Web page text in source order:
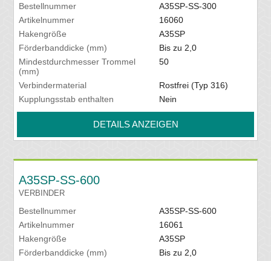
Bestellnummer
A35SP-SS-300
Artikelnummer
16060
Hakengröße
A35SP
Förderbanddicke (mm)
Bis zu 2,0
Mindestdurchmesser Trommel
(mm)
50
Verbindermaterial
Rostfrei (Typ 316)
Kupplungsstab enthalten
Nein
DETAILS ANZEIGEN
A35SP-SS-600
VERBINDER
Bestellnummer
A35SP-SS-600
Artikelnummer
16061
Hakengröße
A35SP
Förderbanddicke (mm)
Bis zu 2,0